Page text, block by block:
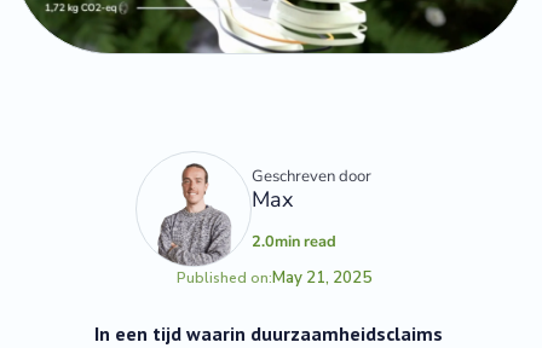
Geschreven door
Max
2.0min read
Published on:May 21, 2025
In een tijd waarin duurzaamheidsclaims